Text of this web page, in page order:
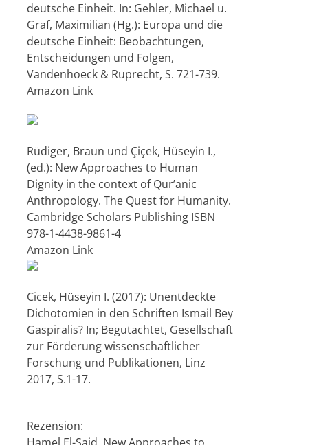
deutsche Einheit. In: Gehler, Michael u.
Graf, Maximilian (Hg.): Europa und die
deutsche Einheit: Beobachtungen,
Entscheidungen und Folgen,
Vandenhoeck & Ruprecht, S. 721-739.
Amazon Link
Rüdiger, Braun und Çiçek, Hüseyin I.,
(ed.): New Approaches to Human
Dignity in the context of Qur’anic
Anthropology. The Quest for Humanity.
Cambridge Scholars Publishing ISBN
978-1-4438-9861-4
Amazon Link
Cicek, Hüseyin I. (2017): Unentdeckte
Dichotomien in den Schriften Ismail Bey
Gaspiralis? In; Begutachtet, Gesellschaft
zur Förderung wissenschaftlicher
Forschung und Publikationen, Linz
2017, S.1-17.
Rezension: